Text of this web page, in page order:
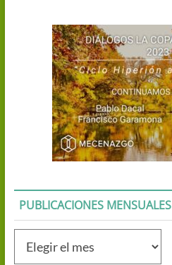
PUBLICACIONES MENSUALES
mensuales